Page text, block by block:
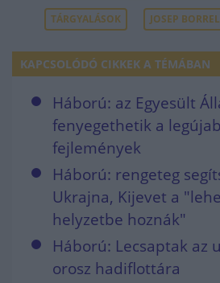
TÁRGYALÁSOK JOSEP
KAPCSOLÓDÓ CIKKEK A TÉMÁBAN
Háború: az Egyesült
fenyegethetik a
fejlemények
Háború: rengeteg
Ukrajna, Kijevet a
helyzetbe hoznák"
Háború: Lecsaptak az
orosz hadiflottára